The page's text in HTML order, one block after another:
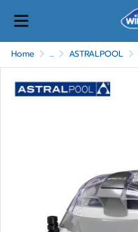
Home ... ASTRALPOOL